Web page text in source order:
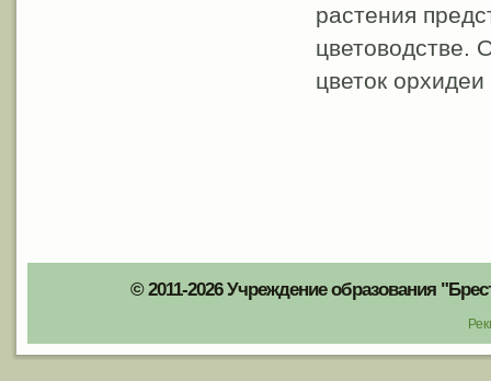
растения
цветоводстве.
цветок
© 2011-2026 Учреждение образования